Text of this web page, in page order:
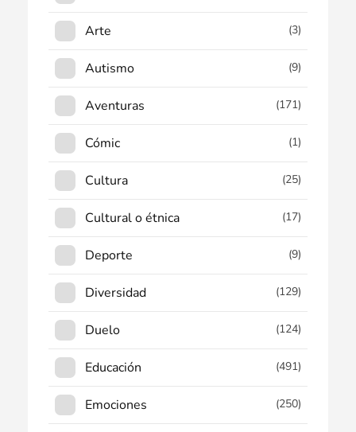
Arte (3)
Autismo (9)
Aventuras (171)
Cómic (1)
Cultura (25)
Cultural o étnica (17)
Deporte (9)
Diversidad (129)
Duelo (124)
Educación (491)
Emociones (250)